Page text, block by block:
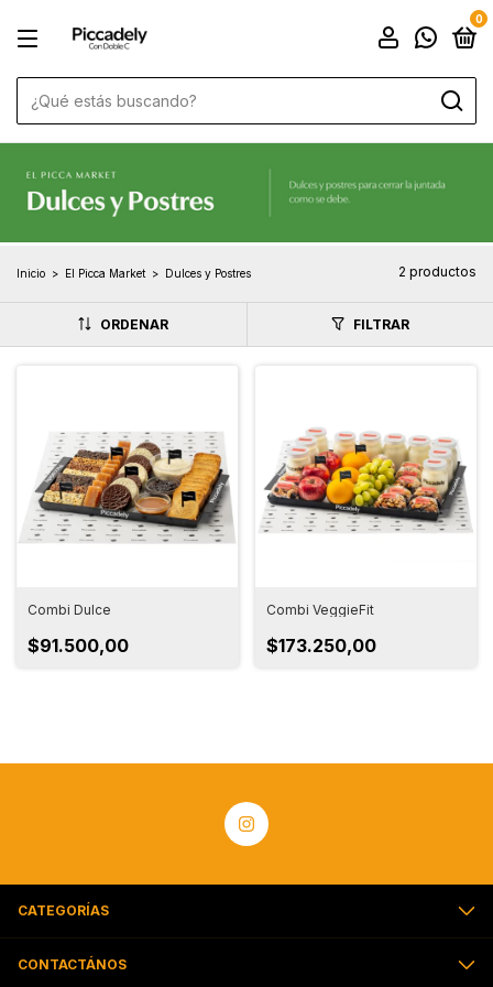
0
Inicio > El Picca Market > Dulces y Postres 2 productos
ORDENAR FILTRAR
Combi Dulce
$91.500,00
Combi VeggieFit
$173.250,00
CATEGORÍAS
CONTACTÁNOS